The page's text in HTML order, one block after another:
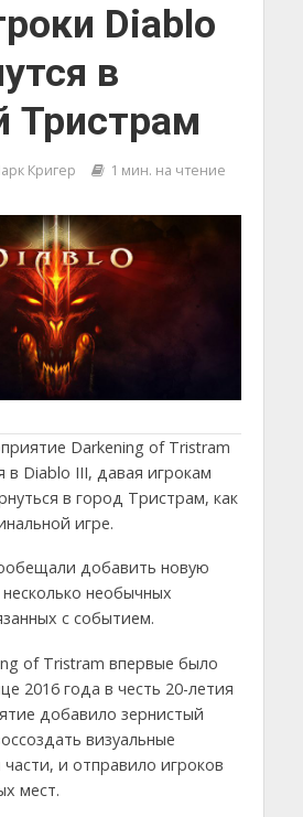
Diablo
в
Тристрам
Кригер 1 мин. на чтение
Darkening of Tristram
в Diablo III, давая игрокам
в город Тристрам, как
игре.
добавить новую
необычных
с событием.
of Tristram впервые было
2016 года в честь 20-летия
добавило зернистый
визуальные
и отправило игроков
мест.